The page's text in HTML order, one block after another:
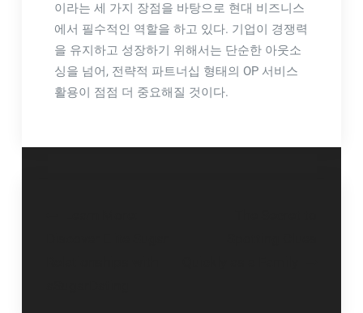
이라는 세 가지 장점을 바탕으로 현대 비즈니스
에서 필수적인 역할을 하고 있다. 기업이 경쟁력
을 유지하고 성장하기 위해서는 단순한 아웃소
싱을 넘어, 전략적 파트너십 형태의 OP 서비스
활용이 점점 더 중요해질 것이다.